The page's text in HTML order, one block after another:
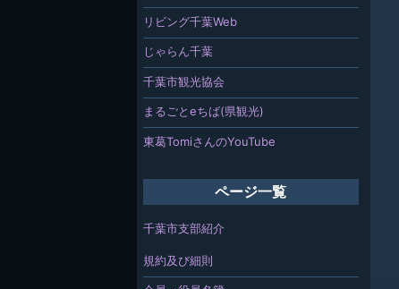
リビング千葉Web
じゃらん千葉
千葉市観光協会
まるごとeちば(県観光)
東葛TomiさんのYouTube
ページ一覧
千葉市支部紹介
規約及び細則